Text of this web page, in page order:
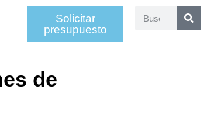
Solicitar
presupuesto
de